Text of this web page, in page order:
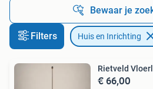
Bewaar je
Filters Huis en Inrichting
Rietveld
€ 66,00